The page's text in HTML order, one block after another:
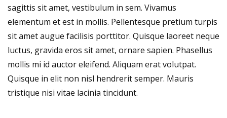
sagittis sit amet, vestibulum in sem. Vivamus
elementum et est in mollis. Pellentesque pretium turpis
sit amet augue facilisis porttitor. Quisque laoreet neque
luctus, gravida eros sit amet, ornare sapien. Phasellus
mollis mi id auctor eleifend. Aliquam erat volutpat.
Quisque in elit non nisl hendrerit semper. Mauris
tristique nisi vitae lacinia tincidunt.